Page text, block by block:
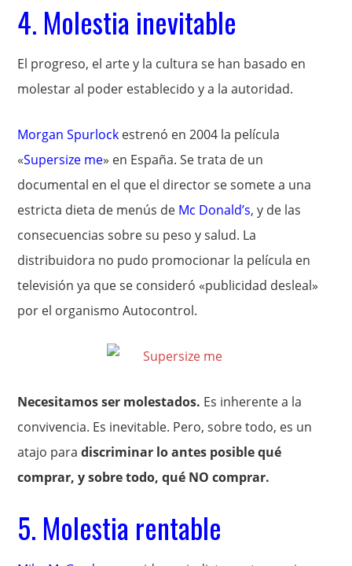
4. Molestia inevitable
El progreso, el arte y la cultura se han basado en
molestar al poder establecido y a la autoridad.
Morgan Spurlock estrenó en 2004 la película
«Supersize me» en España. Se trata de un
documental en el que el director se somete a una
estricta dieta de menús de Mc Donald’s, y de las
consecuencias sobre su peso y salud. La
distribuidora no pudo promocionar la película en
televisión ya que se consideró «publicidad desleal»
por el organismo Autocontrol.
Necesitamos ser molestados. Es inherente a la
convivencia. Es inevitable. Pero, sobre todo, es un
atajo paradiscriminar lo antes posible qué
comprar, y sobre todo, qué NO comprar.
5. Molestia rentable